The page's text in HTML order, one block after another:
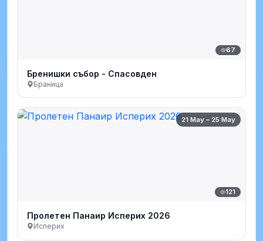
67
Бренишки събор - Спасовден
Браница
21 May – 25 May
121
Пролетен Панаир Исперих 2026
Исперих